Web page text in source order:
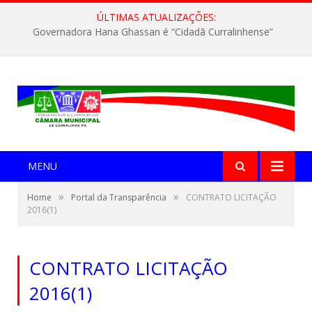
ÚLTIMAS ATUALIZAÇÕES:
Governadora Hana Ghassan é “Cidadã Curralinhense”
MENU
Home » Portal da Transparência »
CONTRATO LICITAÇÃO
2016(1)
CONTRATO LICITAÇÃO
2016(1)